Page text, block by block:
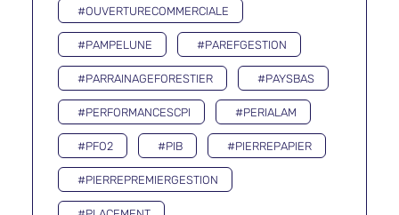
#OUVERTURECOMMERCIALE
#PAMPELUNE #PAREFGESTION
#PARRAINAGEFORESTIER #PAYSBAS
#PERFORMANCESCPI #PERIALAM
#PFO2 #PIB #PIERREPAPIER
#PIERREPREMIERGESTION